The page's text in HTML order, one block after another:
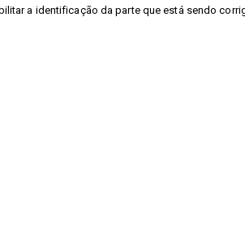
a identificação da parte que está sendo